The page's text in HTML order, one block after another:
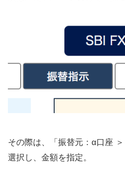
その際は、「振替元：α口座
選択し、金額を指定。